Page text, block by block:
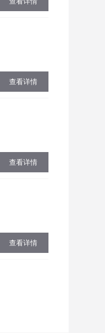
查看详情
查看详情
查看详情